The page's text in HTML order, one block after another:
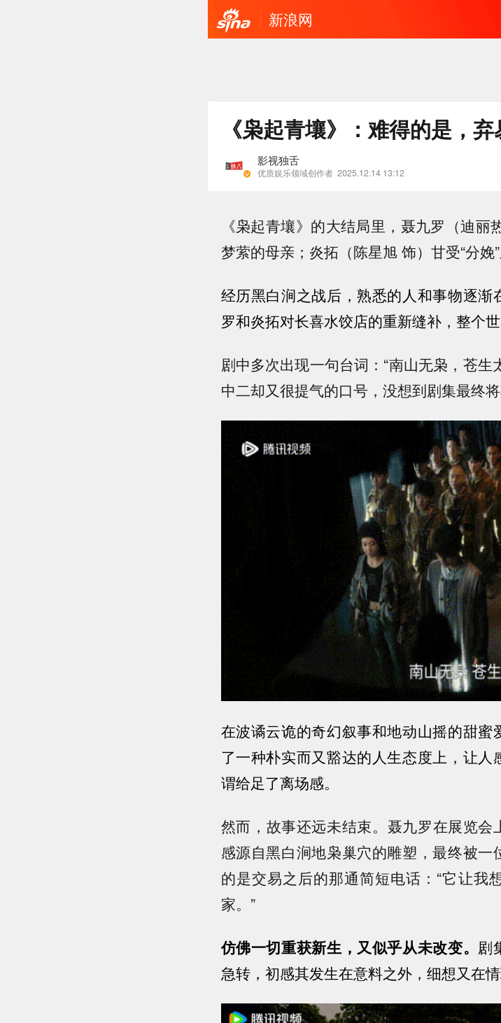
新浪网
《枭起青壤》：难得的是，
影视独舌
优质娱乐领域创作者 2025.12.14 13:12
《枭起青壤》的大结局里，聂九罗（迪
梦萦的母亲；炎拓（陈星旭 饰）甘受“分娩”
经历黑白涧之战后，熟悉的人和事物逐
罗和炎拓对长喜水饺店的重新缝补，整个
剧中多次出现一句台词：“南山无枭，苍
中二却又很提气的口号，没想到剧集最终将
在波谲云诡的奇幻叙事和地动山摇的甜蜜
了一种朴实而又豁达的人生态度上，让
谓给足了离场感。
然而，故事还远未结束。聂九罗在展览
感源自黑白涧地枭巢穴的雕塑，最终被
的是交易之后的那通简短电话：“它让我
家。”
仿佛一切重获新生，又似乎从未改变。 剧
急转，初感其发生在意料之外，细想又在情